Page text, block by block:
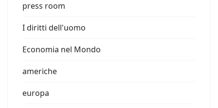
press room
I diritti dell'uomo
Economia nel Mondo
americhe
europa